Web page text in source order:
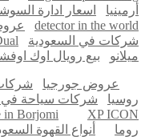
أرمينيا
اسعار ادارة
detector in the world
شركات في السعودية
ميلانو
بيع رويال اوك
عروض جورجيا
روسيا
شركات سياحة في
in Borjomi
XP ICON
روما
أنواع القهوة